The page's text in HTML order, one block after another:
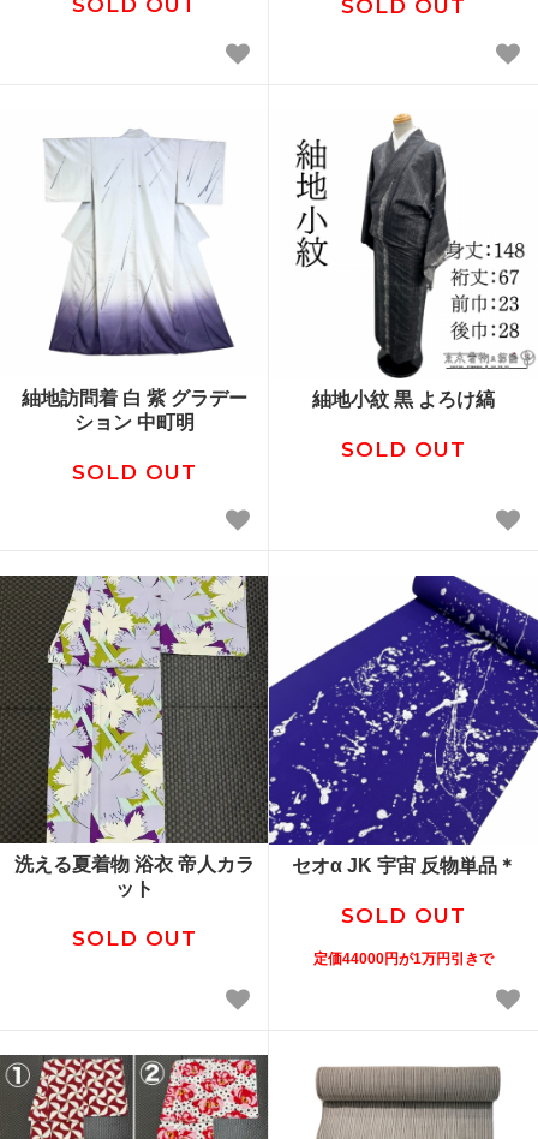
SOLD OUT SOLD OUT
紬地訪問着 白 紫 グラデー
ション 中町明
SOLD OUT
紬地小紋 黒 よろけ縞
SOLD OUT
洗える夏着物 浴衣 帝人カラ
ット
SOLD OUT
セオα JK 宇宙 反物単品＊
SOLD OUT
定価44000円が1万円引きで